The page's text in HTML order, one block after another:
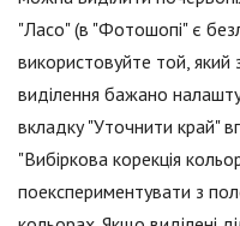
"Ласо" (в "Фотошопі" є
використовуйте той, який
виділення бажано
вкладку "Уточнити край"
"Вибіркова корекція
поекспериментувати з